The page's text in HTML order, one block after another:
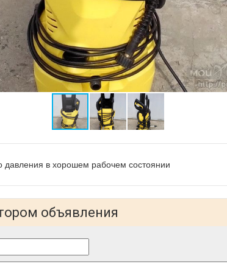
давления в хорошем рабочем состоянии
объявления